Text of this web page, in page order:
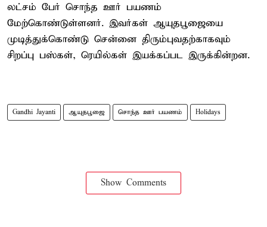
லட்சம் பேர் சொந்த ஊர் பயணம்
மேற்கொண்டுள்ளனர். இவர்கள் ஆயுதபூஜையை
முடித்துக்கொண்டு சென்னை திரும்புவதற்காகவும்
சிறப்பு பஸ்கள், ரெயில்கள் இயக்கப்பட இருக்கின்றன.
Gandhi Jayanti ஆயுதபூஜை சொந்த ஊர் பயணம் Holidays
Show Comments